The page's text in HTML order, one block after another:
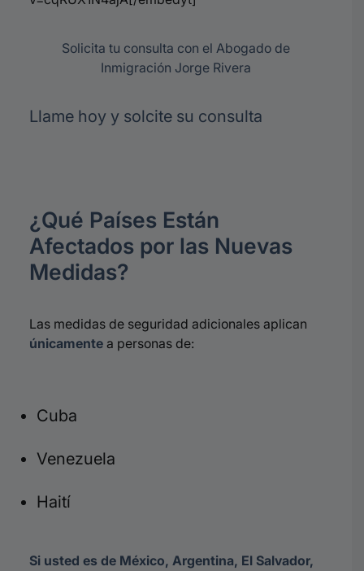
Solicita tu consulta con el Abogado de
Inmigración Jorge Rivera
Llame hoy y solcite su consulta
¿Qué Países Están
Afectados por las Nuevas
Medidas?
Las medidas de seguridad adicionales aplican
únicamente a personas de:
Cuba
Venezuela
Haití
Si usted es de México, Argentina, El Salvador,